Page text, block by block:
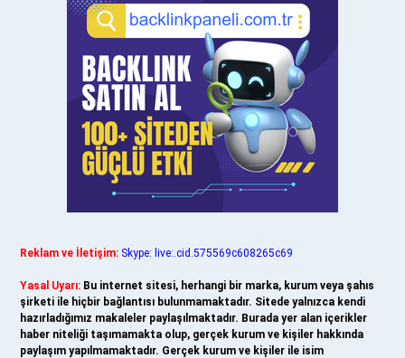
Reklam ve İletişim: Skype: live:.cid.575569c608265c69
Yasal Uyarı: Bu internet sitesi, herhangi bir marka, kurum veya şahıs
şirketi ile hiçbir bağlantısı bulunmamaktadır. Sitede yalnızca kendi
hazırladığımız makaleler paylaşılmaktadır. Burada yer alan içerikler
haber niteliği taşımamakta olup, gerçek kurum ve kişiler hakkında
paylaşım yapılmamaktadır. Gerçek kurum ve kişiler ile isim